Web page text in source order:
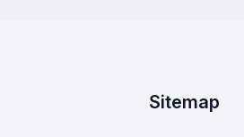
Sitemap